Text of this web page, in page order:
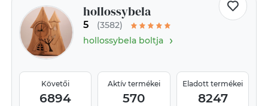
hollossybela
5
(3582)
hollossybela boltja›
Követői
6894
Aktív termékei
570
Eladott termékei
8247